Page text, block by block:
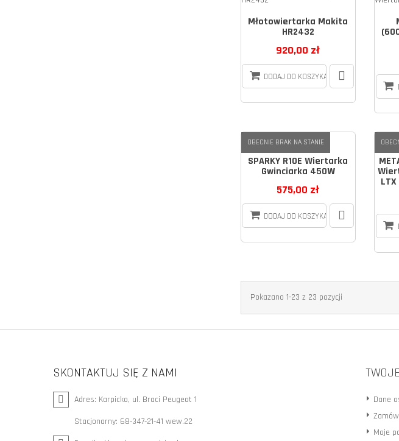
Młotowiertarka Makita
HR2432
920,00 zł
DODAJ DO KOSZYKA
SPARKY R10E Wiertarka
Gwinciarka 450W
575,00 zł
DODAJ DO KOSZYKA
OBECNIE BRAK NA STANIE
Pokazano 1-23 z 23 pozycji
SKONTAKTUJ SIĘ Z NAMI
Adres: Karpicko, ul. Braci Peugeot 1
Stacjonarny: 68-347-21-41 wew.22
Dane
Moje